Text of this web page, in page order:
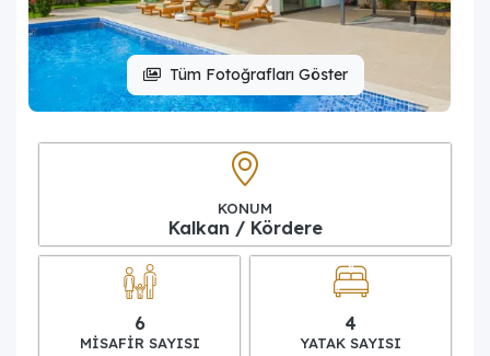
Tüm Fotoğrafları Göster
KONUM
Kalkan / Kördere
6
MISAFIR SAYISI
4
YATAK SAYISI